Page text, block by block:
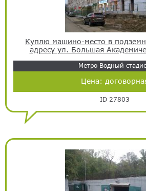
Куплю машино-место в
адресу ул. Большая
Метро Водный
Цена:
ID 27803